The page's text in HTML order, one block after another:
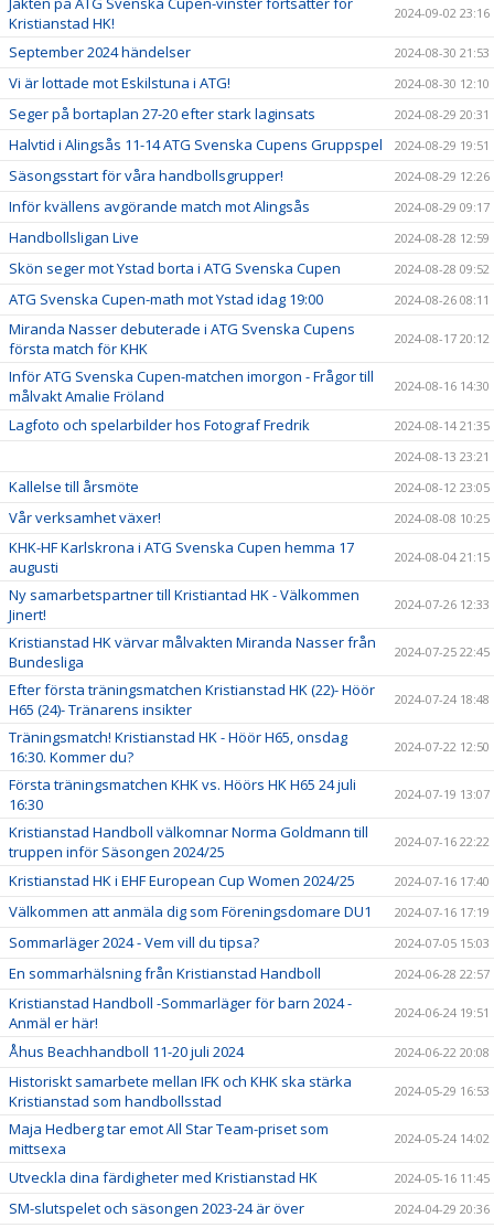
Kristianstad HK!
2024-09-02 23:16
September 2024 händelser 2024-08-30 21:53
Vi är lottade mot Eskilstuna i ATG! 2024-08-30 12:10
Seger på bortaplan 27-20 efter stark laginsats 2024-08-29 20:31
Halvtid i Alingsås 11-14 ATG Svenska Cupens Gruppspel 2024-08-29 19:51
Säsongsstart för våra handbollsgrupper! 2024-08-29 12:26
Inför kvällens avgörande match mot Alingsås 2024-08-29 09:17
Handbollsligan Live 2024-08-28 12:59
Skön seger mot Ystad borta i ATG Svenska Cupen 2024-08-28 09:52
ATG Svenska Cupen-math mot Ystad idag 19:00 2024-08-26 08:11
Miranda Nasser debuterade i ATG Svenska Cupens
första match för KHK
2024-08-17 20:12
Inför ATG Svenska Cupen-matchen imorgon - Frågor till
målvakt Amalie Fröland
2024-08-16 14:30
Lagfoto och spelarbilder hos Fotograf Fredrik
2024-08-14 21:35
2024-08-13 23:21
Kallelse till årsmöte 2024-08-12 23:05
Vår verksamhet växer! 2024-08-08 10:25
KHK-HF Karlskrona i ATG Svenska Cupen hemma 17
augusti
2024-08-04 21:15
Ny samarbetspartner till Kristiantad HK - Välkommen
Jinert!
2024-07-26 12:33
Kristianstad HK värvar målvakten Miranda Nasser från
Bundesliga
2024-07-25 22:45
Efter första träningsmatchen Kristianstad HK (22)- Höör
H65 (24)- Tränarens insikter
2024-07-24 18:48
Träningsmatch! Kristianstad HK - Höör H65, onsdag
16:30. Kommer du?
2024-07-22 12:50
Första träningsmatchen KHK vs. Höörs HK H65 24 juli
16:30
2024-07-19 13:07
Kristianstad Handboll välkomnar Norma Goldmann till
truppen inför Säsongen 2024/25
2024-07-16 22:22
Kristianstad HK i EHF European Cup Women 2024/25 2024-07-16 17:40
Välkommen att anmäla dig som Föreningsdomare DU1 2024-07-16 17:19
Sommarläger 2024 - Vem vill du tipsa? 2024-07-05 15:03
En sommarhälsning från Kristianstad Handboll 2024-06-28 22:57
Kristianstad Handboll -Sommarläger för barn 2024 -
Anmäl er här!
2024-06-24 19:51
Åhus Beachhandboll 11-20 juli 2024 2024-06-22 20:08
Historiskt samarbete mellan IFK och KHK ska stärka
Kristianstad som handbollsstad
2024-05-29 16:53
Maja Hedberg tar emot All Star Team-priset som
mittsexa
2024-05-24 14:02
Utveckla dina färdigheter med Kristianstad HK 2024-05-16 11:45
SM-slutspelet och säsongen 2023-24 är över 2024-04-29 20:36